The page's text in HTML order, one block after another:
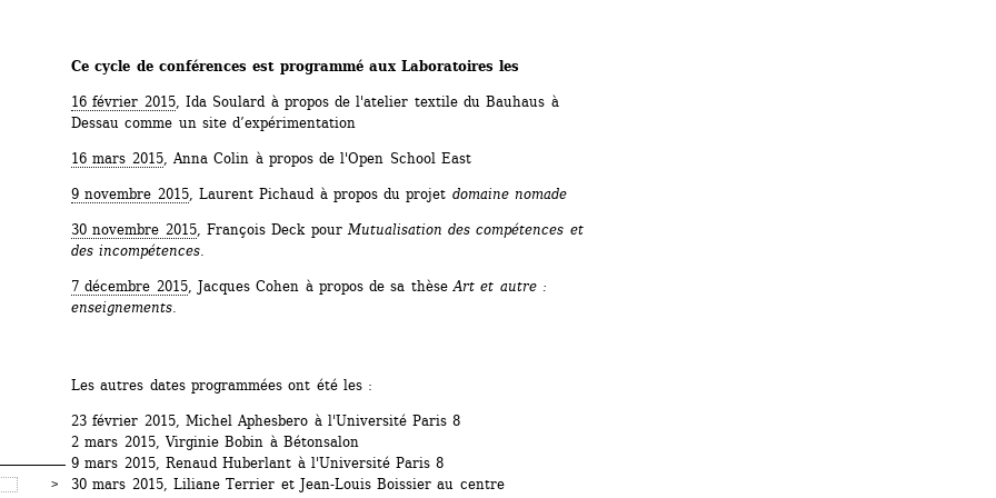
Ce cycle de conférences est programmé aux Laboratoires les
16 février 2015, Ida Soulard à propos de l'atelier textile du Bauhaus à
Dessau comme un site d’expérimentation
16 mars 2015, Anna Colin à propos de l'Open School East
9 novembre 2015, Laurent Pichaud à propos du projet domaine nomade
30 novembre 2015, François Deck pour Mutualisation des compétences et
des incompétences.
7 décembre 2015, Jacques Cohen à propos de sa thèse Art et autre :
enseignements
Les autres dates programmées ont été les :
23 février 2015, Michel Aphesbero à l'Université Paris 8
2 mars 2015, Virginie Bobin à Bétonsalon
9 mars 2015, Renaud Huberlant à l'Université Paris 8
30 mars 2015, Liliane Terrier et Jean-Louis Boissier au centre